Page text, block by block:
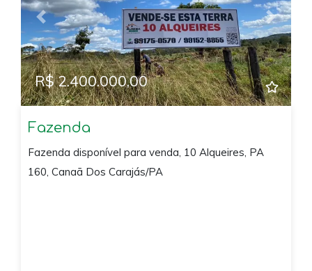
Previous Next
R$ 2.400.000,00
Fazenda
Fazenda disponível para venda, 10 Alqueires, PA
160, Canaã Dos Carajás/PA